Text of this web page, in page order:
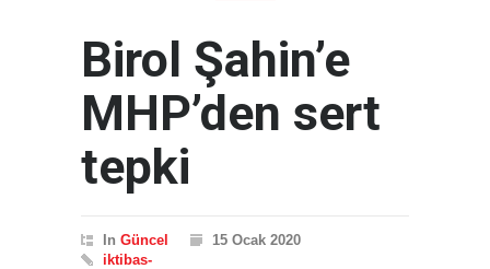
Birol Şahin’e
MHP’den sert
tepki
In Güncel
15 Ocak 2020
iktibas-